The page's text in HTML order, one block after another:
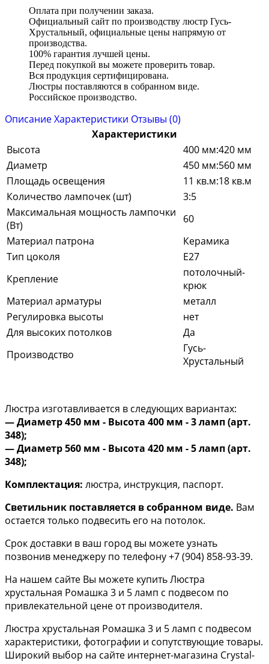
Оплата при получении заказа.
Официальный сайт по производству люстр Гусь-
Хрустальный, официальные цены напрямую от
производства.
100% гарантия лучшей цены.
Перед покупкой вы можете проверить товар.
Вся продукция сертифицирована.
Люстры поставляются в собранном виде.
Российское производство.
ОписаниеХарактеристики Отзывы (0)
Характеристики
Высота
400 мм:420 мм
Диаметр
450 мм:560 мм
Площадь освещения
11 кв.м:18 кв.м
Количество лампочек (шт)
3:5
Максимальная мощность лампочки
(Вт)
60
Материал патрона
Керамика
Тип цоколя
E27
Крепление
потолочный-
крюк
Материал арматуры
металл
Регулировка высоты
нет
Для высоких потолков
Да
Производство
Гусь-
Хрустальный
Люстра изготавливается в следующих вариантах:
— Диаметр 450 мм - Высота 400 мм - 3 ламп (арт.
348);
​— Диаметр 560 мм - Высота 420 мм - 5 ламп (арт.
348);
Комплектация: люстра, инструкция, паспорт.
Светильник поставляется в собранном виде. Вам
остается только подвесить его на потолок.
Срок доставки в ваш город вы можете узнать
позвонив менеджеру по телефону +7 (904) 858-93-39.
На нашем сайте Вы можете купить Люстра
хрустальная Ромашка 3 и 5 ламп с подвесом по
привлекательной цене от производителя.
Люстра хрустальная Ромашка 3 и 5 ламп с подвесом
характеристики, фотографии и сопутствующие товары.
Широкий выбор на сайте интернет-магазина Crystal-